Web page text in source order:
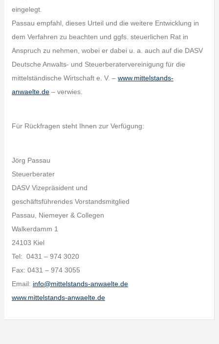
eingelegt.
Passau empfahl, dieses Urteil und die weitere Entwicklung in
dem Verfahren zu beachten und ggfs. steuerlichen Rat in
Anspruch zu nehmen, wobei er dabei u. a. auch auf die DASV
Deutsche Anwalts- und Steuerberatervereinigung für die
mittelständische Wirtschaft e. V. – www.mittelstands-
anwaelte.de– verwies.
Für Rückfragen steht Ihnen zur Verfügung:
Jörg Passau
Steuerberater
DASV Vizepräsident und
geschäftsführendes Vorstandsmitglied
Passau, Niemeyer & Collegen
Walkerdamm 1
24103 Kiel
Tel: 0431 – 974 3020
Fax: 0431 – 974 3055
Email: info@mittelstands-anwaelte.de
www.mittelstands-anwaelte.de